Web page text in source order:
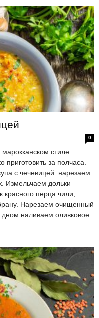
0
стиле.
приготовить за полчаса.
с чечевицей: нарезаем
Измельчаем дольки
красного перца чили,
Нарезаем очищенный
наливаем оливковое